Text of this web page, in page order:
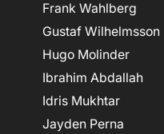
Frank Wahlberg
Gustaf Wilhelmsson
Hugo Molinder
Ibrahim Abdallah
Idris Mukhtar
Jayden Perna